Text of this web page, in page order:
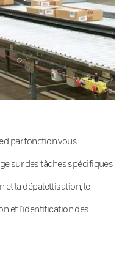
par fonction vous
sur des tâches spécifiques
et la dépalettisation, le
et l’identification des